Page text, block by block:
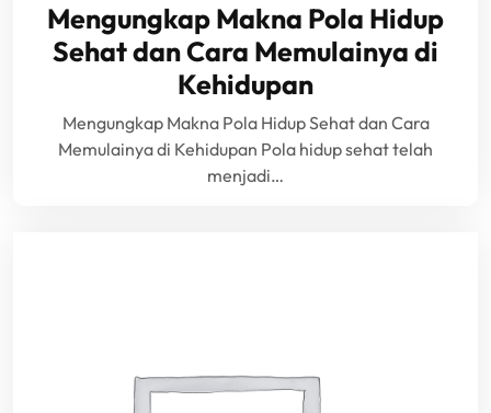
Mengungkap Makna Pola Hidup
Sehat dan Cara Memulainya di
Kehidupan
Mengungkap Makna Pola Hidup Sehat dan Cara
Memulainya di Kehidupan Pola hidup sehat telah
menjadi…